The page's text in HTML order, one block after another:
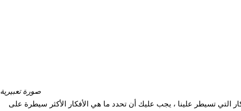
صورة تعبيرية
التي تسيطر علينا ، يجب عليك أن تحدد ما هي الأفكار الأكثر سيطرة على